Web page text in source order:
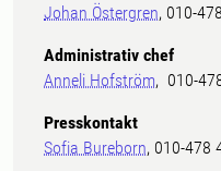
Johan Östergren, 010-
Administrativ chef
Anneli Hofström, 010-
Presskontakt
Sofia Bureborn, 010-478